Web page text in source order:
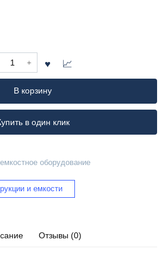
В корзину
в один клик
оборудование
и емкости
Отзывы (0)